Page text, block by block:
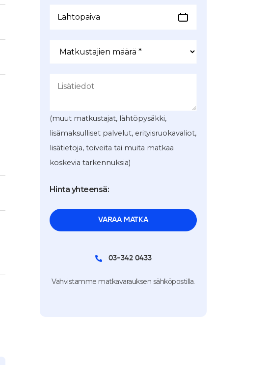
(muut matkustajat, lähtöpysäkki,
lisämaksulliset palvelut, erityisruokavaliot,
lisätietoja, toiveita tai muita matkaa
koskevia tarkennuksia)
Hinta yhteensä:
03-342 0433
Vahvistamme matkavarauksen sähköpostilla.